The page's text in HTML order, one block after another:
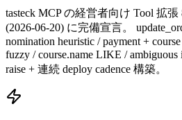
tasteck MCP の経営者向け Tool 拡張
(2026-06-20) に完備宣言。
nomination heuristic / payment +
fuzzy / course.name LIKE /
raise + 連続 deploy cadence 構築。